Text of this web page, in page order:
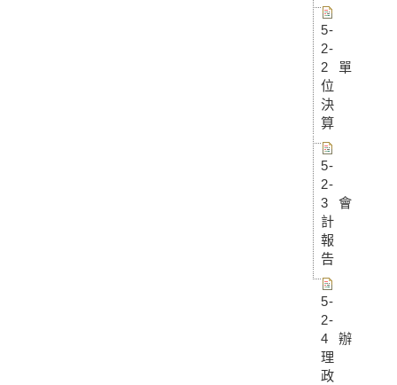
5-
2-
2 單
位
決
算
5-
2-
3 會
計
報
告
5-
2-
4 辦
理
政